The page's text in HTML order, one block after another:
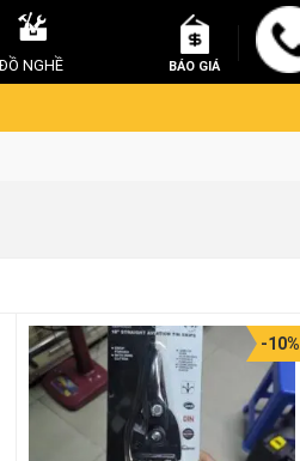
ĐỒ NGHỀ BÁO GIÁ
-10%